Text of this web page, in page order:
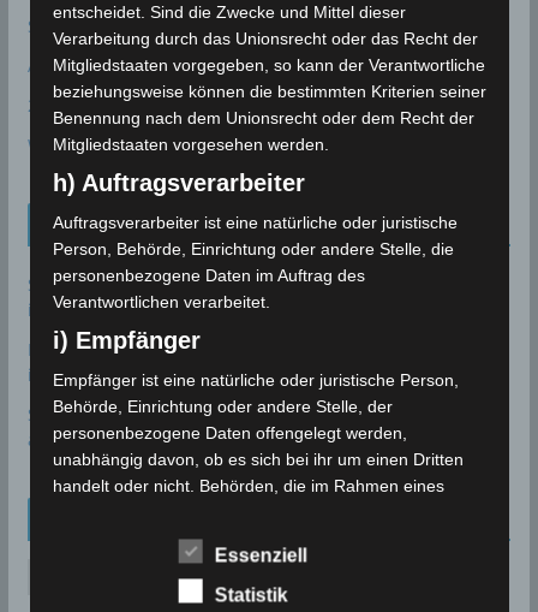
Sturmflut
AE
24P/Schaumasse
Wolfsmond
Tunesien News
Sousse: Warum ist die Entsalzungsanlage Sidi Abdelhamid
immer noch nicht in Betrieb? 7. August 2026
Bau des Staudammes Raghai in Jendouba: Baustelle
inspiziert, Zeitplan unter Druck gesetzt 2. August 2026
Sidi Bou Said wurde offiziell in die UNESCO-Welterbeliste
aufgenommen 28. Juli 2026
entscheidet. Sind die Zwecke und Mittel dieser
Verarbeitung durch das Unionsrecht oder das Recht der
Mitgliedstaaten vorgegeben, so kann der Verantwortliche
beziehungsweise können die bestimmten Kriterien seiner
Benennung nach dem Unionsrecht oder dem Recht der
Mitgliedstaaten vorgesehen werden.
h) Auftragsverarbeiter
Auftragsverarbeiter ist eine natürliche oder juristische
Person, Behörde, Einrichtung oder andere Stelle, die
personenbezogene Daten im Auftrag des
Verantwortlichen verarbeitet.
i) Empfänger
Empfänger ist eine natürliche oder juristische Person,
Behörde, Einrichtung oder andere Stelle, der
personenbezogene Daten offengelegt werden,
unabhängig davon, ob es sich bei ihr um einen Dritten
handelt oder nicht. Behörden, die im Rahmen eines
Unionsrecht oder dem Recht der Mitgliedstaaten
möglicherweise personenbezogene Daten erhalten,
gelten jedoch nicht als Empfänger.
Essenziell
Statistik